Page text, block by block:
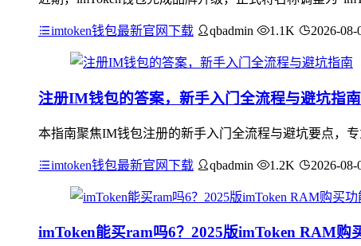
imtoken钱包最新官网下载 qbadmin 1.1K 2026-08-
注册IM钱包的答案，新手入门全流程与避坑指南
本指南聚焦IM钱包注册的新手入门全流程与避坑要点，
imtoken钱包最新官网下载 qbadmin 1.2K 2026-08-
imToken能买ram吗6？2025版imToken RAM购